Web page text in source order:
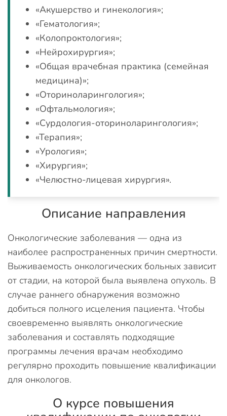
«Акушерство и гинекология»;
«Гематология»;
«Колопроктология»;
«Нейрохирургия»;
«Общая врачебная практика (семейная
медицина)»;
«Оториноларингология»;
«Офтальмология»;
«Сурдология-оториноларингология»;
«Терапия»;
«Урология»;
«Хирургия»;
«Челюстно-лицевая хирургия».
Описание направления
Онкологические заболевания — одна из
наиболее распространенных причин смертности.
Выживаемость онкологических больных зависит
от стадии, на которой была выявлена опухоль. В
случае раннего обнаружения возможно
добиться полного исцеления пациента. Чтобы
своевременно выявлять онкологические
заболевания и составлять подходящие
программы лечения врачам необходимо
регулярно проходить повышение квалификации
для онкологов.
О курсе повышения